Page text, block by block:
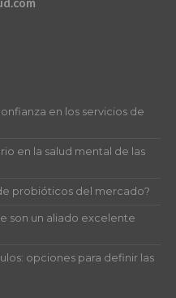
en los servicios de
en la salud mental de las
probióticos del mercado?
son un aliado excelente
opciones para definir las